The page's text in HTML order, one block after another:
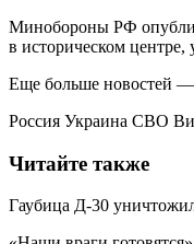
Минобороны РФ
в историческом
Еще больше новостей
Россия Украина СВО
Читайте также
Гаубица Д-30